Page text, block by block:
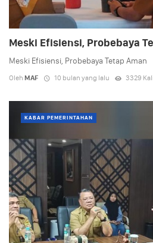
Meski Efisiensi, Probebaya
Meski Efisiensi, Probebaya Tetap Aman
Oleh MAF 10 bulan yang lalu 3329 Kali
KABAR PEMERINTAHAN